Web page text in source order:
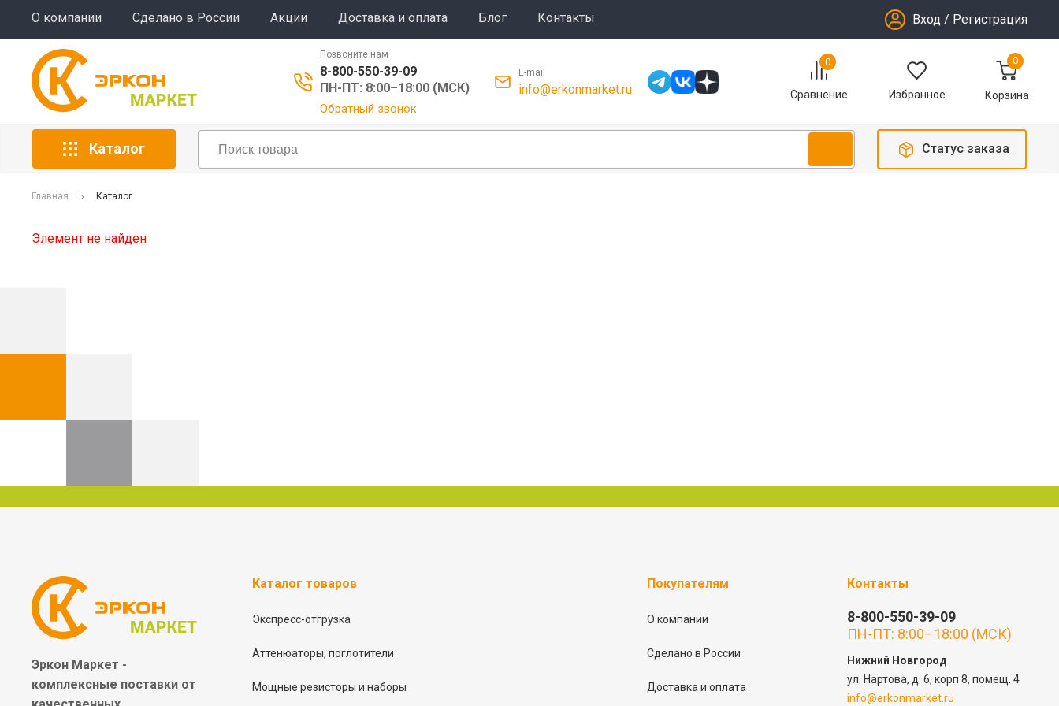
О компании Сделано в России Акции Доставка и оплата Блог Контакты Вход / Регистрация
Позвоните нам
8-800-550-39-09
ПН-ПТ: 8:00–18:00 (МСК)
Обратный звонок
E-mail
info@erkonmarket.ru
0
Сравнение Избранное
0
Корзина
Каталог Статус заказа
Главная Каталог
Элемент не найден
Эркон Маркет -
комплексные поставки от
Каталог товаров
Экспресс-отгрузка
Аттенюаторы, поглотители
Мощные резисторы и наборы
Покупателям
О компании
Сделано в России
Доставка и оплата
Контакты
8-800-550-39-09
ПН-ПТ: 8:00–18:00 (МСК)
Нижний Новгород
ул. Нартова, д. 6, корп 8, помещ. 4
info@erkonmarket.ru